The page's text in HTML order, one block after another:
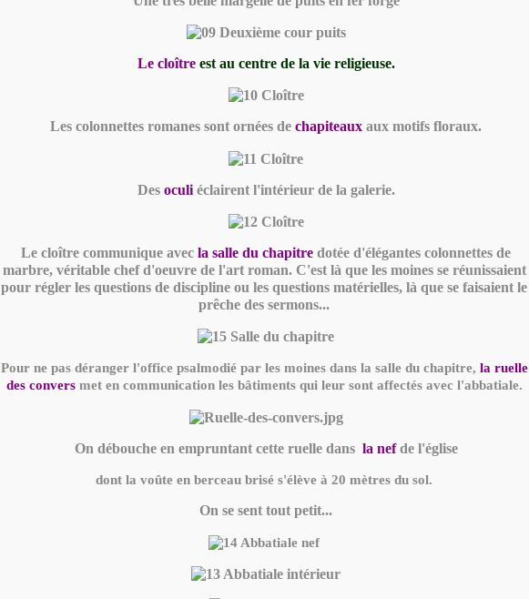
Le cloître est au centre de la vie religieuse.
Les colonnettes romanes sont ornées de chapiteaux aux motifs floraux.
Des oculiéclairent l'intérieur de la galerie.
Le cloître communique avec la salle du chapitre dotée d'élégantes colonnettes de
marbre, véritable chef d'oeuvre de l'art roman. C'est là que les moines se réunissaient
pour régler les questions de discipline ou les questions matérielles, là que se faisaient le
prêche des sermons...
Pour ne pas déranger l'office psalmodié par les moines dans la salle du chapitre, la ruelle
des conversmet en communication les bâtiments qui leur sont affectés avec l'abbatiale.
On débouche en empruntant cette ruelle dans la nefde l'église
dont la voûte en berceau brisé s'élève à 20 mètres du sol.
On se sent tout petit...